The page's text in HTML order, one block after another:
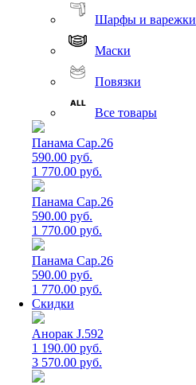
Шарфы и варежки
Маски
Повязки
Все товары
Панама Cap.26
590.00 руб.
1 770.00 руб.
Панама Cap.26
590.00 руб.
1 770.00 руб.
Панама Cap.26
590.00 руб.
1 770.00 руб.
Скидки
Анорак J.592
1 190.00 руб.
3 570.00 руб.